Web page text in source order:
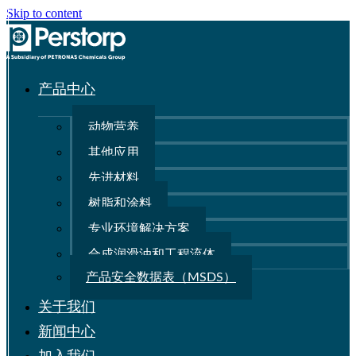
Skip to content
产品中心
动物营养
其他应用
先进材料
树脂和涂料
专业环境解决方案
合成润滑油和工程流体
产品安全数据表（MSDS）
关于我们
新闻中心